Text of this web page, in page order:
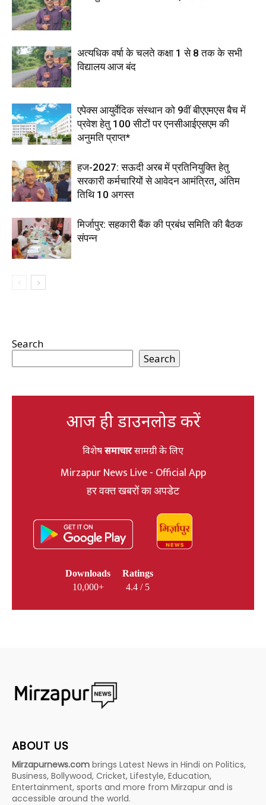
अत्यधिक वर्षा के चलते कक्षा 1 से 8 तक के सभी
विद्यालय आज बंद
एपेक्स आयुर्वेदिक संस्थान को 9वीं बीएएमएस बैच में
प्रवेश हेतु 100 सीटों पर एनसीआईएसएम की
अनुमति प्राप्त*
हज-2027: सऊदी अरब में प्रतिनियुक्ति हेतु
सरकारी कर्मचारियों से आवेदन आमंत्रित, अंतिम
तिथि 10 अगस्त
मिर्जापुर: सहकारी बैंक की प्रबंध समिति की बैठक
संपन्न
Search
Search
आज ही डाउनलोड करें
विशेषसमाचारसामग्री के लिए
Mirzapur News Live - Official App
हर वक्त खबरों का अपडेट
Downloads
10,000+
Ratings
4.4 / 5
ABOUT US
Mirzapurnews.com brings Latest News in Hindi on Politics,
Business, Bollywood, Cricket, Lifestyle, Education,
Entertainment, sports and more from Mirzapur and is
accessible around the world.